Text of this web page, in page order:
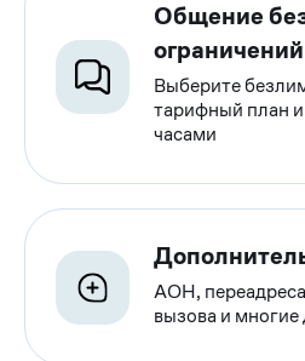
Общение
ограничений
Выберите
тарифный план
часами
АОН,
вызова и многие